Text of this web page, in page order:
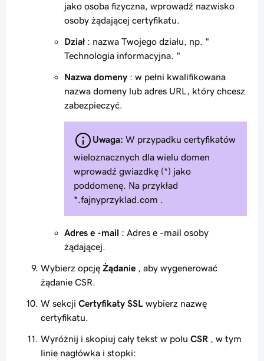
jako osoba fizyczna, wprowadź nazwisko
osoby żądającej certyfikatu.
Dział : nazwa Twojego działu, np. "
Technologia informacyjna. "
Nazwa domeny : w pełni kwalifikowana
nazwa domeny lub adres URL, który chcesz
zabezpieczyć.
Uwaga: W przypadku certyfikatów
wieloznacznych dla wielu domen
wprowadź gwiazdkę (*) jako
poddomenę. Na przykład
*.fajnyprzyklad.com
Adres e -mail : Adres e -mail osoby
żądającej.
Wybierz opcję Żądanie , aby wygenerować
żądanie CSR.
W sekcji Certyfikaty SSL wybierz nazwę
certyfikatu.
Wyróżnij i skopiuj cały tekst w polu CSR , w tym
linie nagłówka i stopki: